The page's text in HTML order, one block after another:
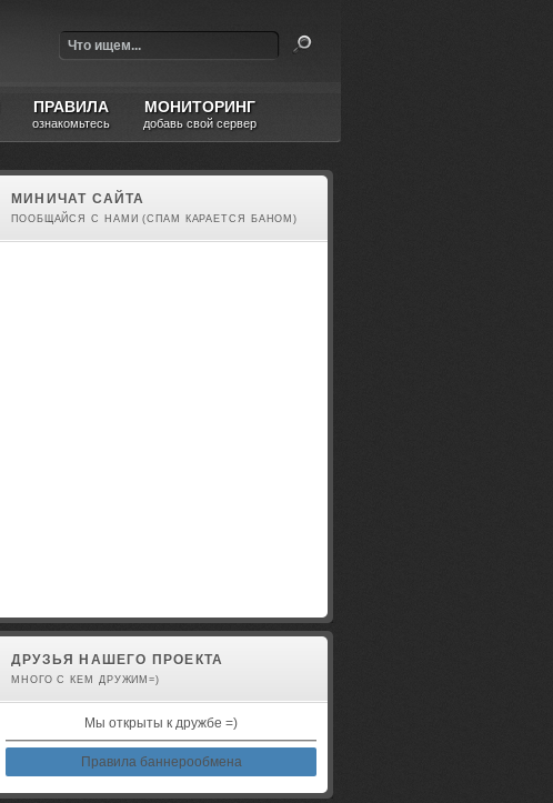
ПРАВИЛА
ознакомьтесь
МОНИТОРИНГ
добавь свой сервер
МИНИЧАТ САЙТА
ПООБЩАЙСЯ С НАМИ (СПАМ КАРАЕТСЯ БАНОМ)
ДРУЗЬЯ НАШЕГО ПРОЕКТА
МНОГО С КЕМ ДРУЖИМ=)
Мы открыты к дружбе =)
Правила баннерообмена